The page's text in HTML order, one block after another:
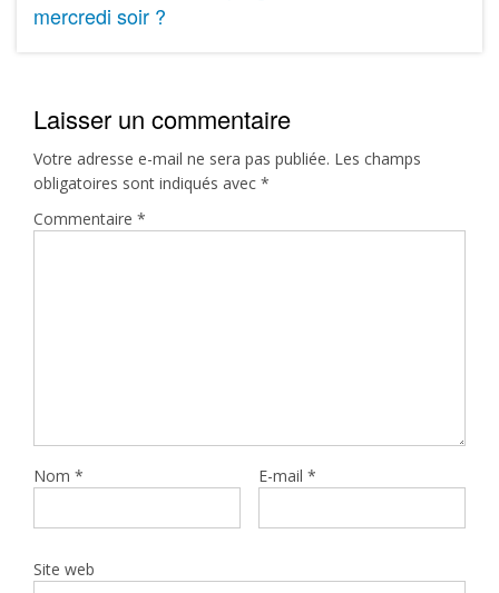
mercredi soir ?
Laisser un commentaire
Votre adresse e-mail ne sera pas publiée. Les champs
obligatoires sont indiqués avec *
Commentaire *
Nom * E-mail *
Site web